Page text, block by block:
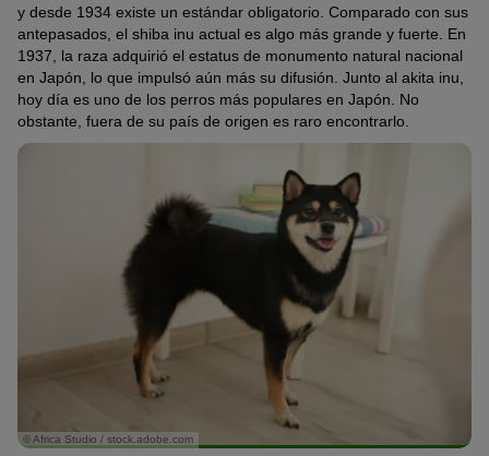
y desde 1934 existe un estándar obligatorio. Comparado con sus
antepasados, el shiba inu actual es algo más grande y fuerte. En
1937, la raza adquirió el estatus de monumento natural nacional
en Japón, lo que impulsó aún más su difusión. Junto al akita inu,
hoy día es uno de los perros más populares en Japón. No
obstante, fuera de su país de origen es raro encontrarlo.
© Africa Studio / stock.adobe.com